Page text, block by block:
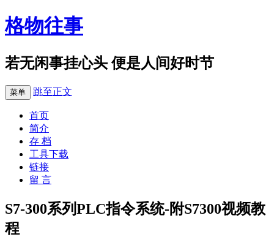
格物往事
若无闲事挂心头 便是人间好时节
菜单 跳至正文
首页
简介
存 档
工具下载
链接
留 言
S7-300系列PLC指令系统-附S7300视频教
程